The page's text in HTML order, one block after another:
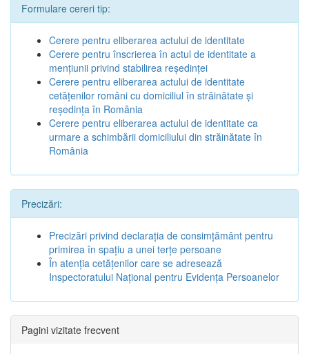
Formulare cereri tip:
Cerere pentru eliberarea actului de identitate
Cerere pentru înscrierea în actul de identitate a
menţiunii privind stabilirea reşedinţei
Cerere pentru eliberarea actului de identitate
cetăţenilor români cu domiciliul în străinătate şi
reşedinţa în România
Cerere pentru eliberarea actului de identitate ca
urmare a schimbării domiciliului din străinătate în
România
Precizări:
Precizări privind declaraţia de consimţământ pentru
primirea în spaţiu a unei terţe persoane
În atenţia cetăţenilor care se adresează
Inspectoratului Naţional pentru Evidenţa Persoanelor
Pagini vizitate frecvent